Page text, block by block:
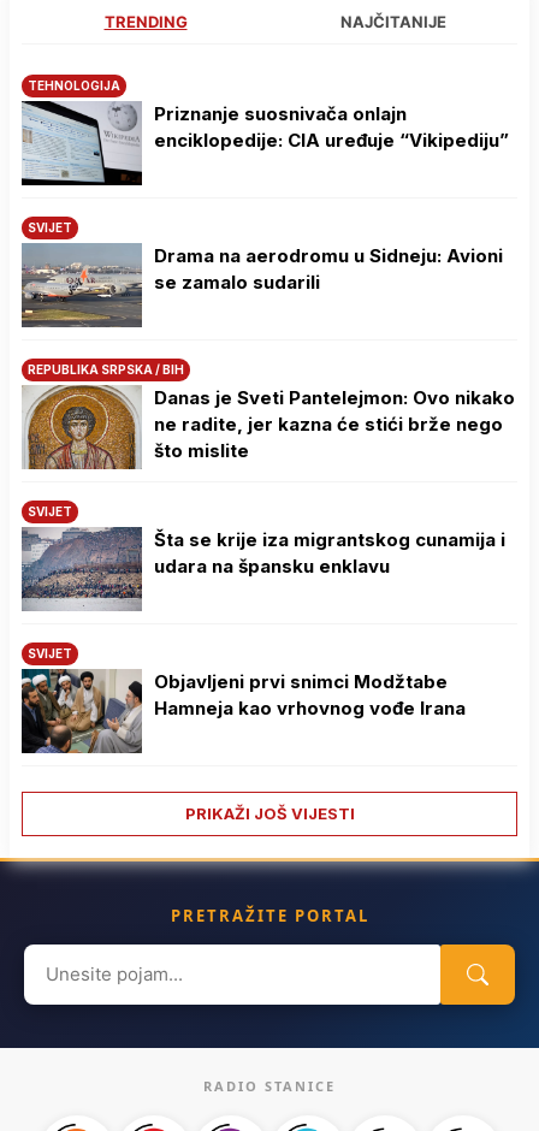
TRENDING NAJČITANIJE
TEHNOLOGIJA
Priznanje suosnivača onlajn
enciklopedije: CIA uređuje “Vikipediju”
SVIJET
Drama na aerodromu u Sidneju: Avioni
se zamalo sudarili
REPUBLIKA SRPSKA / BIH
Danas je Sveti Pantelejmon: Ovo nikako
ne radite, jer kazna će stići brže nego
što mislite
SVIJET
Šta se krije iza migrantskog cunamija i
udara na špansku enklavu
SVIJET
Objavljeni prvi snimci Modžtabe
Hamneja kao vrhovnog vođe Irana
PRIKAŽI JOŠ VIJESTI
PRETRAŽITE PORTAL
Search
for:
RADIO STANICE